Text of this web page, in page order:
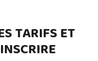
TARIFS ET